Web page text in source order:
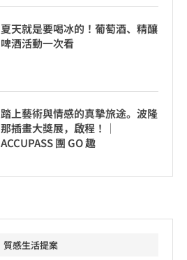
夏天就是要喝冰的！葡萄酒、精釀
啤酒活動一次看
踏上藝術與情感的真摯旅途。波隆
那插畫大獎展，啟程！│
ACCUPASS 團 GO 趣
質感生活提案